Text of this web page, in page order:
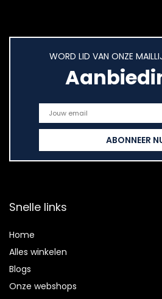
WORD LID VAN ONZE
Snelle links
Home
Alles winkelen
Blogs
Onze webshops